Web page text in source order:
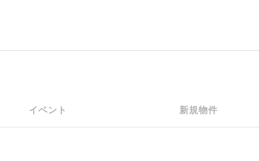
イベント 新規物件